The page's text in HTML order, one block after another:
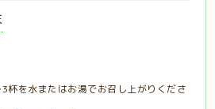
杯を水またはお湯でお召し上がりくださ